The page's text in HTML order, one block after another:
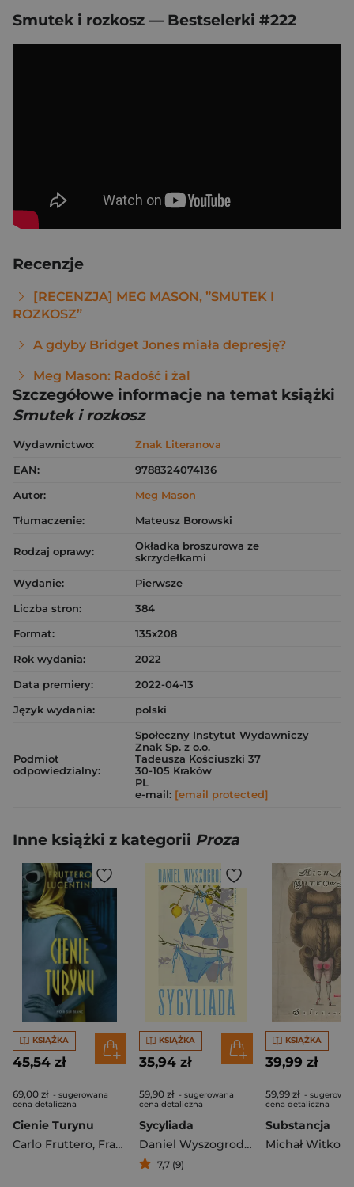
Smutek i rozkosz — Bestselerki #222
Recenzje
[RECENZJA] MEG MASON, ”SMUTEK I
ROZKOSZ”
A gdyby Bridget Jones miała depresję?
Meg Mason: Radość i żal
Szczegółowe informacje na temat książki
Smutek i rozkosz
Wydawnictwo:
Znak Literanova
EAN:
9788324074136
Autor:
Meg Mason
Tłumaczenie:
Mateusz Borowski
Rodzaj oprawy:
Okładka broszurowa ze
skrzydełkami
Wydanie:
Pierwsze
Liczba stron:
384
Format:
135x208
Rok wydania:
2022
Data premiery:
2022-04-13
Język wydania:
polski
Podmiot
odpowiedzialny:
Społeczny Instytut Wydawniczy
Znak Sp. z o.o.
Tadeusza Kościuszki 37
30-105 Kraków
PL
e-mail: [email protected]
Inne książki z kategorii Proza
KSIĄŻKA
45,54 zł
69,00 zł - sugerowana
cena detaliczna
Cienie Turynu
Carlo Fruttero, Franco Lucentini
KSIĄŻKA
35,94 zł
59,90 zł - sugerowana
cena detaliczna
Sycyliada
Daniel Wyszogrodzki
7,7 (9)
KSIĄŻKA
39,99 zł
59,99 zł -
cena detaliczna
Substancja
Michał